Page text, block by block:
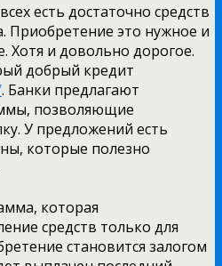
есть достаточно средств
Приобретение это нужное и
Хотя и довольно дорогое.
добрый кредит
. Банки предлагают
позволяющие
У предложений есть
которые полезно
которая
средств только для
становится залогом